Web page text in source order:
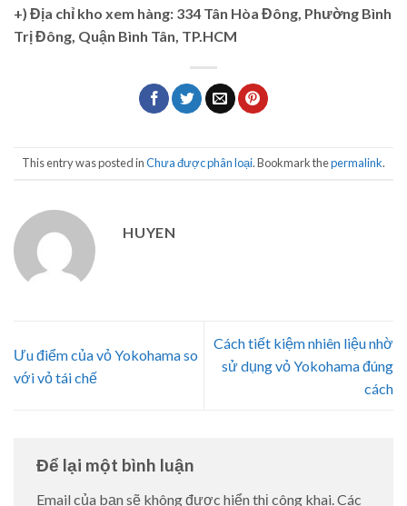
+) Địa chỉ kho xem hàng: 334 Tân Hòa Đông, Phường Bình
Trị Đông, Quận Bình Tân, TP.HCM
This entry was posted inChưa được phân loại. Bookmark thepermalink.
HUYEN
Ưu điểm của vỏ Yokohama so
với vỏ tái chế
Cách tiết kiệm nhiên liệu nhờ
sử dụng vỏ Yokohama đúng
cách
Để lại một bình luận
Email của bạn sẽ không được hiển thị công khai.Các